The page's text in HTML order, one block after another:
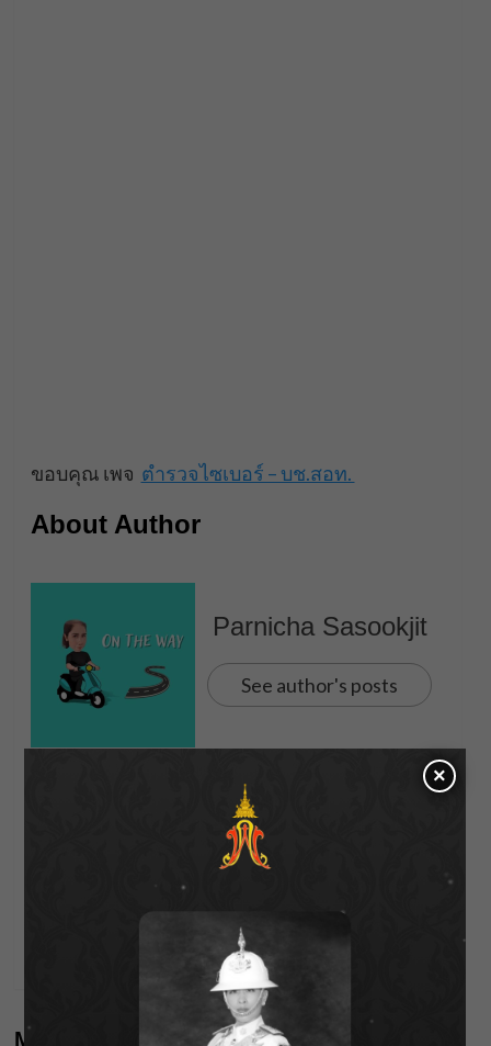
ขอบคุณ เพจ ตำรวจไซเบอร์ – บช.สอท.
About Author
Parnicha Sasookjit
See author's posts
navigation
“ชาย” ควง “วิกกี้” เปิดวีรกรรมแสบ “คริสเท่น-ไทเลอร์”
พร้อมเผยเรื่องเสียใจ บั่นทอนจนเล่นละครไม่ได้!
เปิดใจ “ครูลิต้า” ยอมเสี่ยงชีวิต อาสาสมัครเป็นแตงโม
More Stories
×